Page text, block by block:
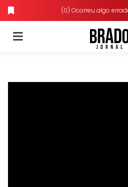
(0) Ocorreu algo